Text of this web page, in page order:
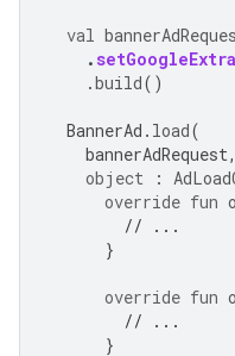
val
.
.build()
BannerAd . load(
bannerAdRequest,
object
:
override fun
// ...
}
override fun
// ...
}